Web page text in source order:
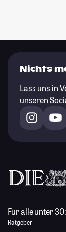
Nichts
Lass uns in
unseren
Für alle unter 30:
Ratgeber